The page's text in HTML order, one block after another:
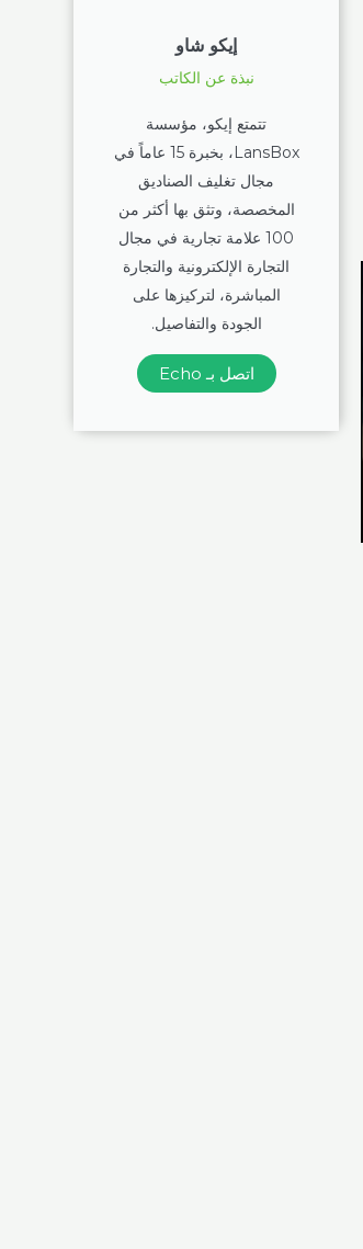
إيكو شاو
نبذة عن الكاتب
تتمتع إيكو، مؤسسة
LansBox، بخبرة 15 عاماً في
مجال تغليف الصناديق
المخصصة، وتثق بها أكثر من
100 علامة تجارية في مجال
التجارة الإلكترونية والتجارة
المباشرة، لتركيزها على
الجودة والتفاصيل.
اتصل بـ Echo